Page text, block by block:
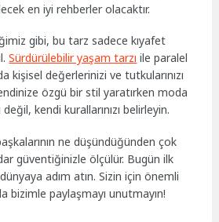
en iyi rehberler olacaktır.
gibi, bu tarz sadece kıyafet
Sürdürülebilir yaşam tarzı ile paralel
kişisel değerlerinizi ve tutkularınızı
özgü bir stil yaratırken moda
kendi kurallarınızı belirleyin.
ne düşündüğünden çok
güventiğinizle ölçülür. Bugün ilk
adım atın. Sizin için önemli
bizimle paylaşmayı unutmayın!